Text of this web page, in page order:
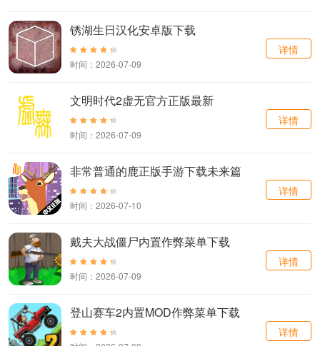
锈湖生日汉化安卓版下载
时间：2026-07-09
详情
文明时代2虚无官方正版最新
时间：2026-07-09
详情
非常普通的鹿正版手游下载未来篇
时间：2026-07-10
详情
戴夫大战僵尸内置作弊菜单下载
时间：2026-07-09
详情
登山赛车2内置MOD作弊菜单下载
详情